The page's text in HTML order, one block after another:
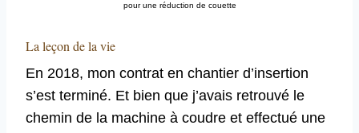
pour une réduction de couette
La leçon de la vie
En 2018, mon contrat en chantier d’insertion
s’est terminé. Et bien que j’avais retrouvé le
chemin de la machine à coudre et effectué une